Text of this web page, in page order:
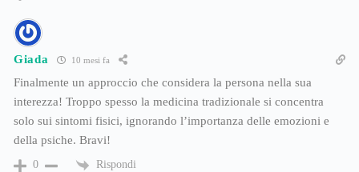
Giada 10 mesi fa
Finalmente un approccio che considera la persona nella sua
interezza! Troppo spesso la medicina tradizionale si concentra
solo sui sintomi fisici, ignorando l’importanza delle emozioni e
della psiche. Bravi!
0 Rispondi